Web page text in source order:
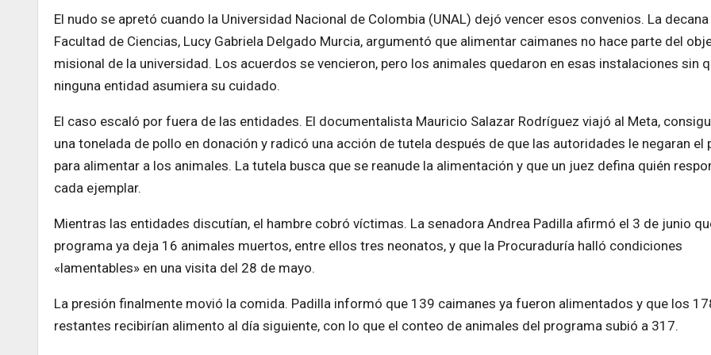
El nudo se apretó cuando la Universidad Nacional de Colombia (UNAL) dejó vencer esos convenios. La
Facultad de Ciencias, Lucy Gabriela Delgado Murcia, argumentó que alimentar caimanes no hace parte del
misional de la universidad. Los acuerdos se vencieron, pero los animales quedaron en esas instalaciones sin
ninguna entidad asumiera su cuidado.
El caso escaló por fuera de las entidades. El documentalista Mauricio Salazar Rodríguez viajó al Meta,
una tonelada de pollo en donación y radicó una acción de tutela después de que las autoridades le negaran el
para alimentar a los animales. La tutela busca que se reanude la alimentación y que un juez defina quién
cada ejemplar.
Mientras las entidades discutían, el hambre cobró víctimas. La senadora Andrea Padilla afirmó el 3 de junio
programa ya deja 16 animales muertos, entre ellos tres neonatos, y que la Procuraduría halló condiciones
«lamentables» en una visita del 28 de mayo.
La presión finalmente movió la comida. Padilla informó que 139 caimanes ya fueron alimentados y que los
restantes recibirían alimento al día siguiente, con lo que el conteo de animales del programa subió a 317.